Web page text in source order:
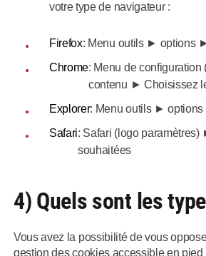
votre type de navigateur :
Firefox: Menu outils ► options
Chrome: Menu de
contenu ► Choisissez
Explorer: Menu outils ►
Safari: Safari (logo
souhaitées
4) Quels sont les
Vous avez la possibilité de vous
gestion des cookies accessible en